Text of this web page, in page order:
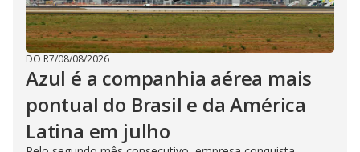
DO R7/08/08/2026
Azul é a companhia aérea mais
pontual do Brasil e da América
Latina em julho